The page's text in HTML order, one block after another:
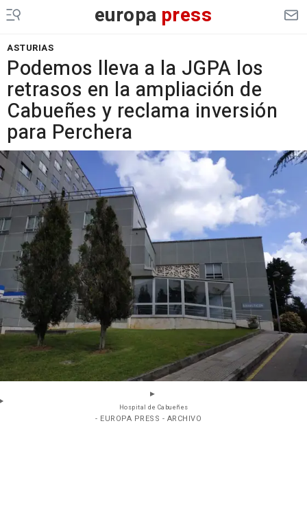
europa press
ASTURIAS
Podemos lleva a la JGPA los
retrasos en la ampliación de
Cabueñes y reclama inversión
para Perchera
Hospital de Cabueñes
- EUROPA PRESS - ARCHIVO